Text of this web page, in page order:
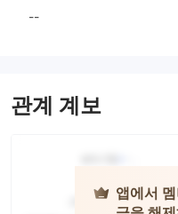
--
관계 계보
앱에서